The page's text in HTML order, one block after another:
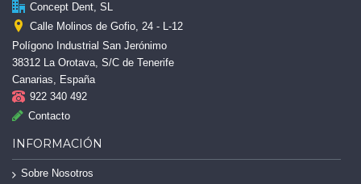
Concept Dent, SL
Calle Molinos de Gofio, 24 - L-12
Polígono Industrial San Jerónimo
38312 La Orotava, S/C de Tenerife
Canarias, España
922 340 492
Contacto
INFORMACIÓN
Sobre Nosotros